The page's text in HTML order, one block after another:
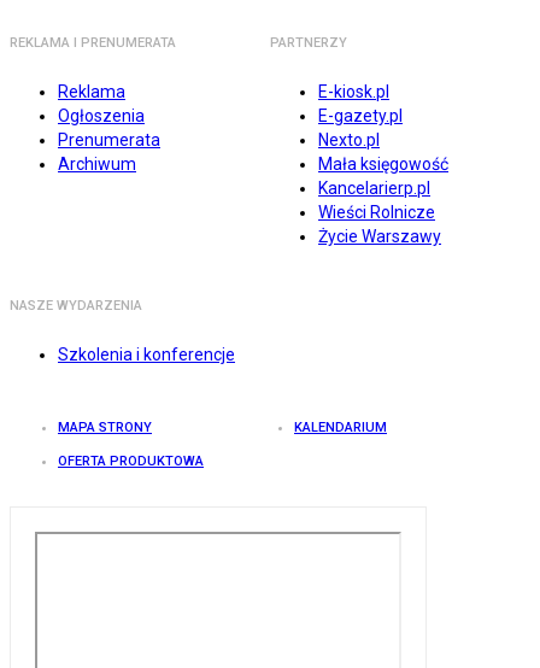
REKLAMA I PRENUMERATA
Reklama
Ogłoszenia
Prenumerata
Archiwum
PARTNERZY
E-kiosk.pl
E-gazety.pl
Nexto.pl
Mała księgowość
Kancelarierp.pl
Wieści Rolnicze
Życie Warszawy
NASZE WYDARZENIA
Szkolenia i konferencje
MAPA STRONY KALENDARIUM
OFERTA PRODUKTOWA